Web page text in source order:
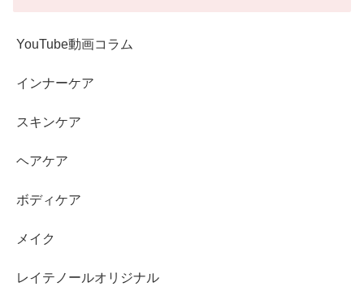
YouTube動画コラム
インナーケア
スキンケア
ヘアケア
ボディケア
メイク
レイテノールオリジナル